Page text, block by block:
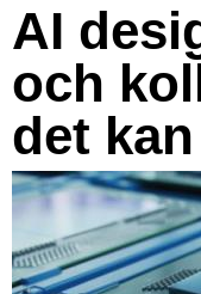
AI
och
det